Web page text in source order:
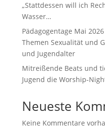
„Stattdessen will ich
Wasser…
Pädagogentage Mai
Themen Sexualität und
und Jugendalter
Mitreißende Beats und
Jugend die Worship-
Neueste
Keine Kommentare